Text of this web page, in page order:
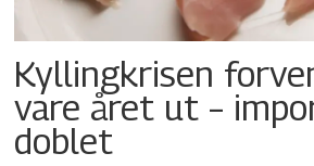
Kyllingkrisen
vare året ut –
doblet